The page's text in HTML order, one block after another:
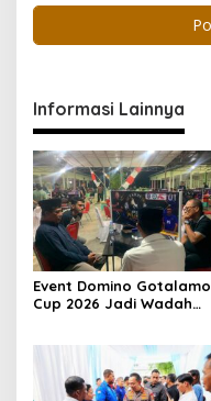
Informasi Lainnya
Event Domino Gotalamo
Cup 2026 Jadi Wadah
Morotai